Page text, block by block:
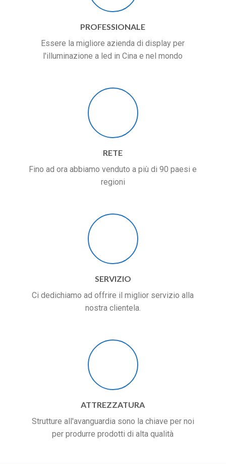
PROFESSIONALE
Essere la migliore azienda di display per
l'illuminazione a led in Cina e nel mondo
RETE
Fino ad ora abbiamo venduto a più di 90 paesi e
regioni
SERVIZIO
Ci dedichiamo ad offrire il miglior servizio alla
nostra clientela.
ATTREZZATURA
Strutture all'avanguardia sono la chiave per noi
per produrre prodotti di alta qualità